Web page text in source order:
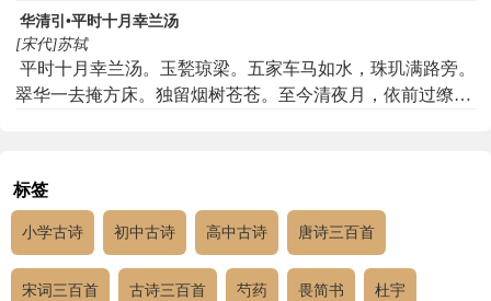
击，谁肯行此路。是身如委蜕，未蜕何所顾。已蜕则两忘，
身后谁毁誉。所以遗子孙，买田岂先务。我尝游东海，所历
若有素。神交久从君，屡梦今乃悟。渊明作诗意，妙想非俗
虑。庶几二大夫，见微而知著。
华清引•平时十月幸兰汤
[宋代]苏轼
平时十月幸兰汤。玉甃琼梁。五家车马如水，珠玑满路旁。
翠华一去掩方床。独留烟树苍苍。至今清夜月，依前过缭
标签
小学古诗 初中古诗 高中古诗 唐诗三百首
宋词三百首 古诗三百首 芍药 畏简书 杜宇